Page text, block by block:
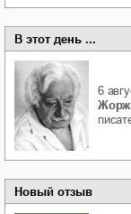
В этот день ...
6
Новый отзыв